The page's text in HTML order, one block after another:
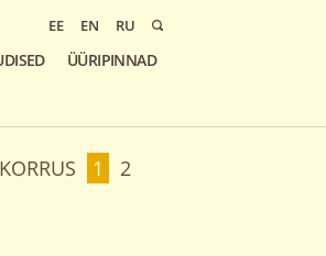
EE EN RU
ÜÜRIPINNAD
KORRUS 1 2